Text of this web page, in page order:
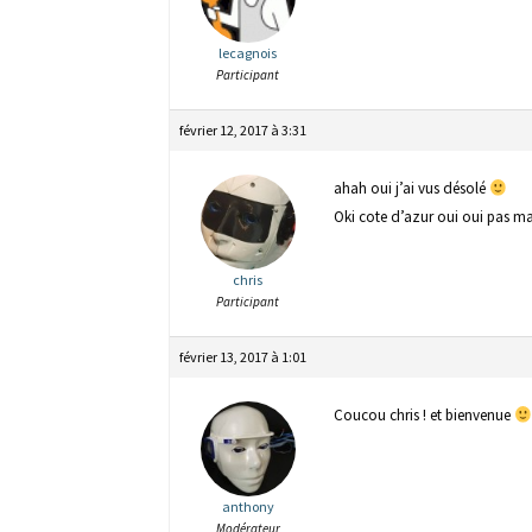
lecagnois
Participant
février 12, 2017 à 3:31
chris
Participant
ahah oui j’ai vus désolé
Oki cote d’azur oui oui pas
février 13, 2017 à 1:01
anthony
Coucou chris ! et bienvenue